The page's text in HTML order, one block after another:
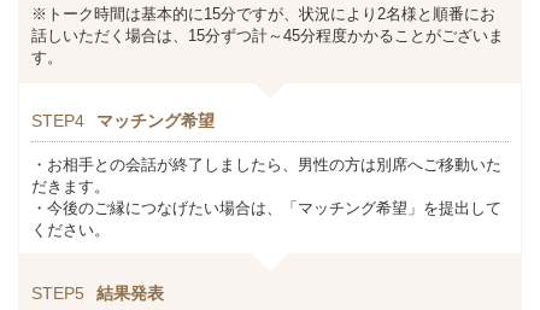
※トーク時間は基本的に15分ですが、状況により2名様と順番にお
話しいただく場合は、15分ずつ計～45分程度かかることがございま
す。
STEP4 マッチング希望
・お相手との会話が終了しましたら、男性の方は別席へご移動いた
だきます。
・今後のご縁につなげたい場合は、「マッチング希望」を提出して
ください。
STEP5 結果発表